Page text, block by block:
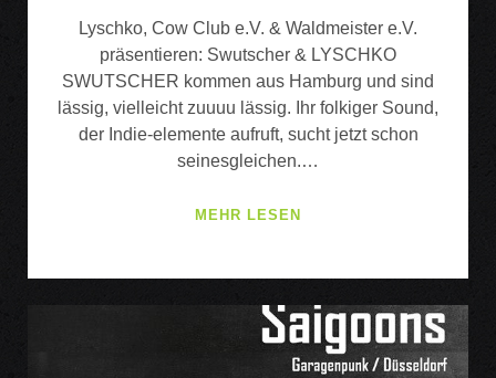
Lyschko, Cow Club e.V. & Waldmeister e.V.
präsentieren: Swutscher & LYSCHKO
SWUTSCHER kommen aus Hamburg und sind
lässig, vielleicht zuuuu lässig. Ihr folkiger Sound,
der Indie-elemente aufruft, sucht jetzt schon
seinesgleichen.…
MEHR LESEN